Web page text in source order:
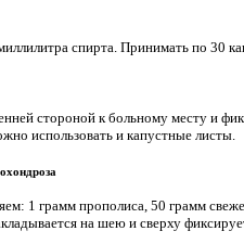
спирта. Принимать по 30
стороной к больному месту и
использовать и капустные листы.
1 грамм прополиса, 50 грамм
на шею и сверху